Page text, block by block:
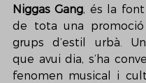
Niggas Gang, és la font
de tota una promoció
grups d’estil urbà.
que avui dia, s’ha
fenomen musical i